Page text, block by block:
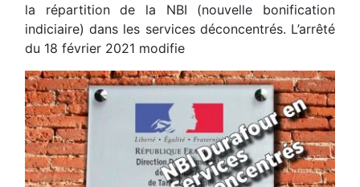
la répartition de la NBI (nouvelle bonification
indiciaire) dans les services déconcentrés. L’arrêté
du 18 février 2021 modifie